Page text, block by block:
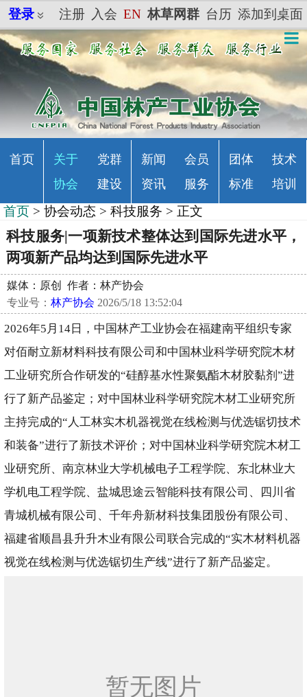
登录 注册 入会 EN 林草网群 台历 添加到桌面
首页
关于
协会
党群
建设
新闻
资讯
会员
服务
团体
标准
技术
培训
首页 > 协会动态 > 科技服务 > 正文
科技服务|一项新技术整体达到国际先进水平，
两项新产品均达到国际先进水平
媒体：原创 作者：林产协会
专业号： 林产协会 2026/5/18 13:52:04
2026年5月14日，中国林产工业协会在福建南平组织专家
对佰耐立新材料科技有限公司和中国林业科学研究院木材
工业研究所合作研发的“硅醇基水性聚氨酯木材胶黏剂”进
行了新产品鉴定；对中国林业科学研究院木材工业研究所
主持完成的“人工林实木机器视觉在线检测与优选锯切技术
和装备”进行了新技术评价；对中国林业科学研究院木材工
业研究所、南京林业大学机械电子工程学院、东北林业大
学机电工程学院、盐城思途云智能科技有限公司、四川省
青城机械有限公司、千年舟新材科技集团股份有限公司、
福建省顺昌县升升木业有限公司联合完成的“实木材料机器
视觉在线检测与优选锯切生产线”进行了新产品鉴定。